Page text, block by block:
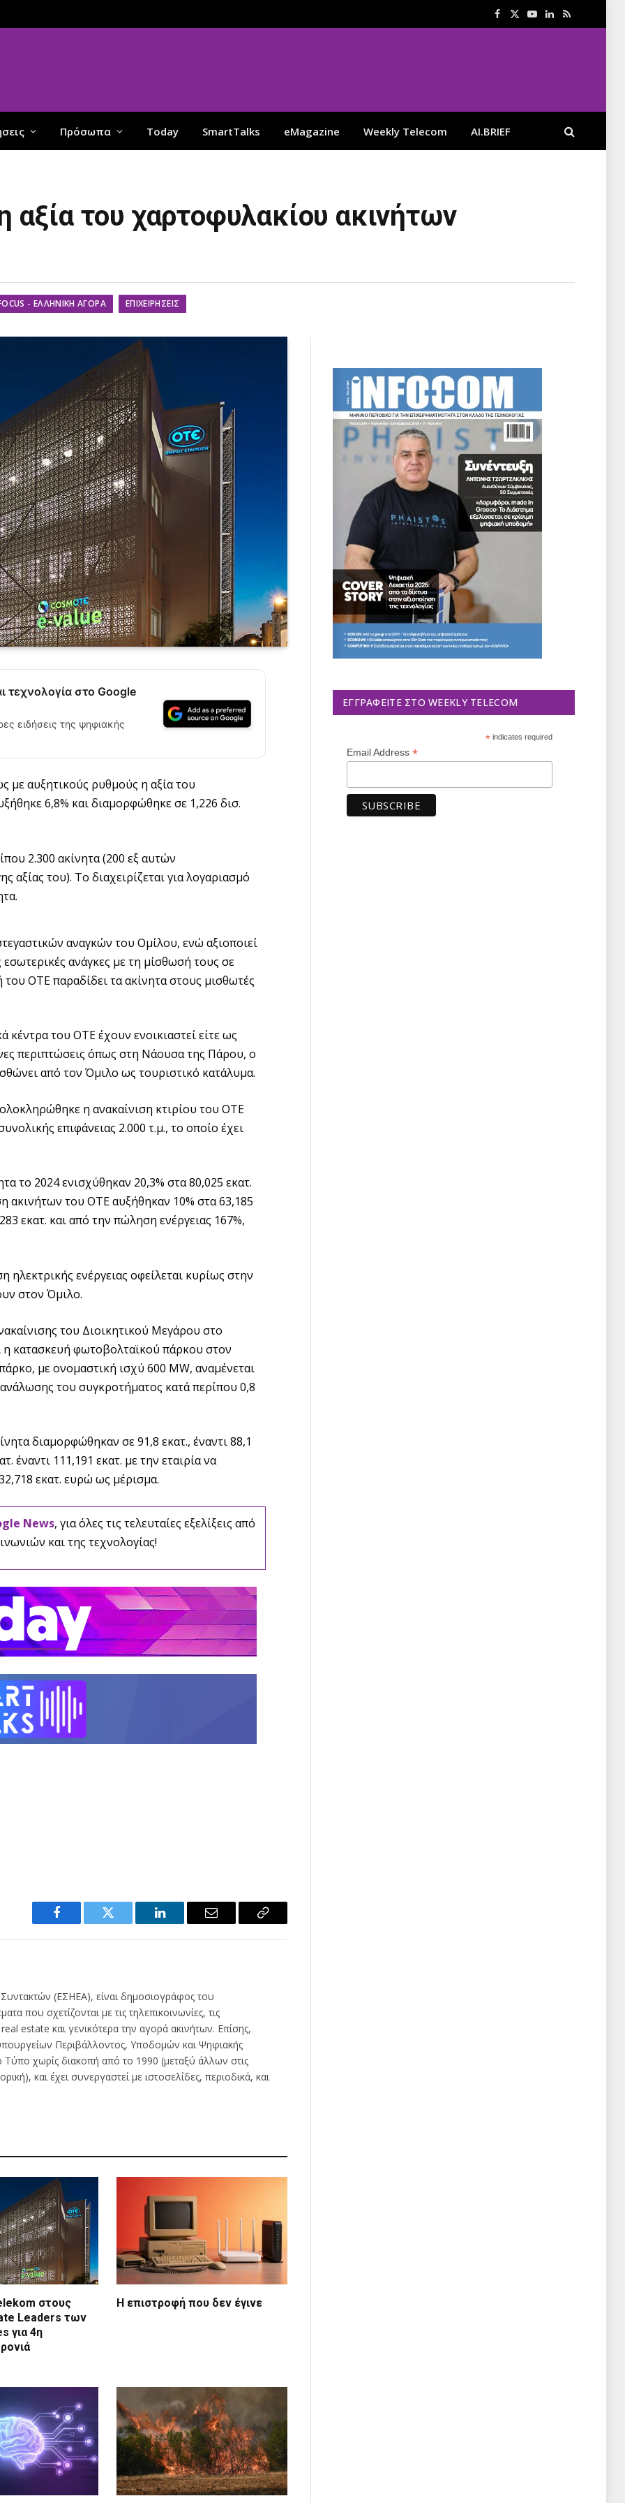
Facebook
X
YouTube
LinkedIn
RSS
Πρόσωπα Today SmartTalks eMagazine Weekly Telecom AI.BRIEF
αξία του χαρτοφυλακίου ακινήτων
- ΕΛΛΗΝΙΚΉ ΑΓΟΡΆ ΕΠΙΧΕΙΡΉΣΕΙΣ
τεχνολογία στο Google
ειδήσεις της ψηφιακής
με αυξητικούς ρυθμούς η αξία του
6,8% και διαμορφώθηκε σε 1,226 δισ.
2.300 ακίνητα (200 εξ αυτών
του). Το διαχειρίζεται για λογαριασμό
αναγκών του Ομίλου, ενώ αξιοποιεί
ανάγκες με τη μίσθωσή τους σε
ΟΤΕ παραδίδει τα ακίνητα στους μισθωτές
κέντρα του ΟΤΕ έχουν ενοικιαστεί είτε ως
περιπτώσεις όπως στη Νάουσα της Πάρου, ο
από τον Όμιλο ως τουριστικό κατάλυμα.
η ανακαίνιση κτιρίου του ΟΤΕ
επιφάνειας 2.000 τ.μ., το οποίο έχει
το 2024 ενισχύθηκαν 20,3% στα 80,025 εκατ.
ακινήτων του ΟΤΕ αυξήθηκαν 10% στα 63,185
εκατ. και από την πώληση ενέργειας 167%,
ενέργειας οφείλεται κυρίως στην
στον Όμιλο.
του Διοικητικού Μεγάρου στο
κατασκευή φωτοβολταϊκού πάρκου στον
με ονομαστική ισχύ 600 MW, αναμένεται
του συγκροτήματος κατά περίπου 0,8
διαμορφώθηκαν σε 91,8 εκατ., έναντι 88,1
έναντι 111,191 εκατ. με την εταιρία να
εκατ. ευρώ ως μέρισμα.
News, για όλες τις τελευταίες εξελίξεις από
και της τεχνολογίας!
Facebook Twitter LinkedIn Email
Copy
(ΕΣΗΕΑ), είναι δημοσιογράφος του
που σχετίζονται με τις τηλεπικοινωνίες, τις
real estate και γενικότερα την αγορά ακινήτων. Επίσης,
Περιβάλλοντος, Υποδομών και Ψηφιακής
Τύπο χωρίς διακοπή από το 1990 (μεταξύ άλλων στις
και έχει συνεργαστεί με ιστοσελίδες, περιοδικά, και
στους
Leaders των
για 4η
Η επιστροφή που δεν έγινε
ΕΓΓΡΑΦΕΊΤΕ ΣΤΟ WEEKLY TELECOM
*indicates required
Email Address *